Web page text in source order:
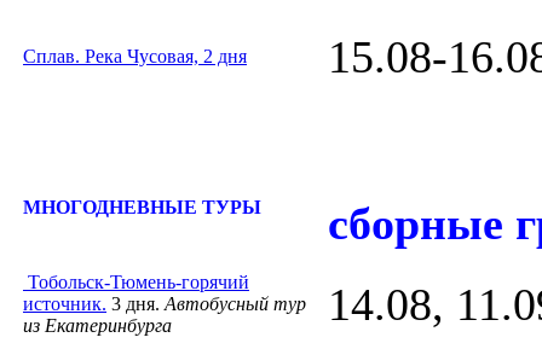
Сплав. Река Чусовая, 2 дня 15.08-
МНОГОДНЕВНЫЕ ТУРЫ сборные
Тобольск-Тюмень-горячий
источник. 3 дня. Автобусный тур
из Екатеринбурга
14.08,